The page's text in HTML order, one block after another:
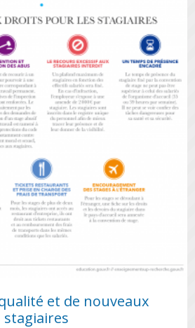
et de nouveaux